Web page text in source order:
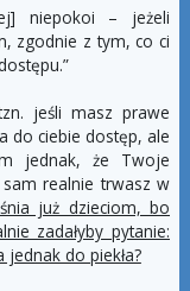
niepokoi – jeżeli
zgodnie z tym, co ci
jeśli masz prawe
do ciebie dostęp, ale
jednak, że Twoje
realnie trwasz w
już dzieciom, bo
zadałyby pytanie:
jednak do piekła?